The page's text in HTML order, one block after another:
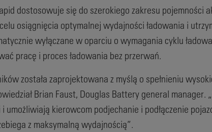
dostosowuje się do szerokiego zakresu pojemności
osiągnięcia optymalnej wydajności ładowania i
wyłączane w oparciu o wymagania cyklu
pracę i proces ładowania bez przerwań.
została zaprojektowana z myślą o spełnieniu
Brian Faust, Douglas Battery general
umożliwiają kierowcom podjechanie i podłączenie
z maksymalną wydajnością”.